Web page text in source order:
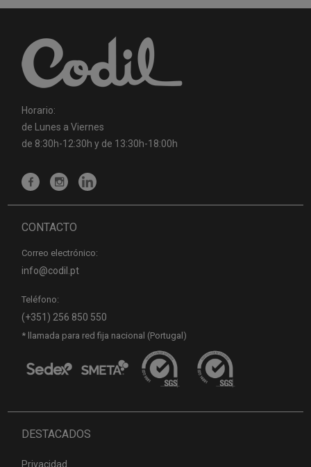
Horario:
de Lunes a Viernes
de 8:30h-12:30h y de 13:30h-18:00h
CONTACTO
Correo electrónico:
info@codil.pt
Teléfono:
(+351) 256 850 550
* llamada para red fija nacional (Portugal)
DESTACADOS
Privacidad